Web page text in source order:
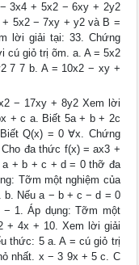
3x4 + 5x2 − 6xy + 2y2
5x2 − 7xy + y2 và B =
lời giải tại: 33. Chứng
cú giỏ trị õm. a. A = 5x2
7 7 b. A = 10x2 − xy +
− 17xy + 8y2 Xem lời
+ c a. Biết 5a + b + 2c
Q(x) = 0 ∀x. Chứng
đa thức f(x) = ax3 +
a + b + c + d = 0 thỡ đa
Tỡm một nghiệm của
b. Nếu a − b + c − d = 0
1. Áp dụng: Tỡm một
+ 4x + 10. Xem lời giải
thức: 5 a. A = cú giỏ trị
nhất. x − 3 9x + 5 c. C